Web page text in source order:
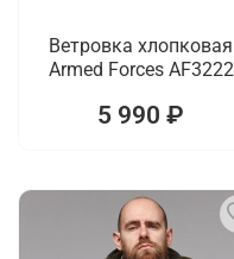
Ветровка хлопковая
Armed Forces AF3222
5 990 ₽